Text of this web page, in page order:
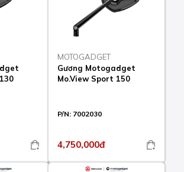
MOTOGADGET
Gương Motogadget
Mo.View Sport 150
P/N: 7002030
4,750,000đ